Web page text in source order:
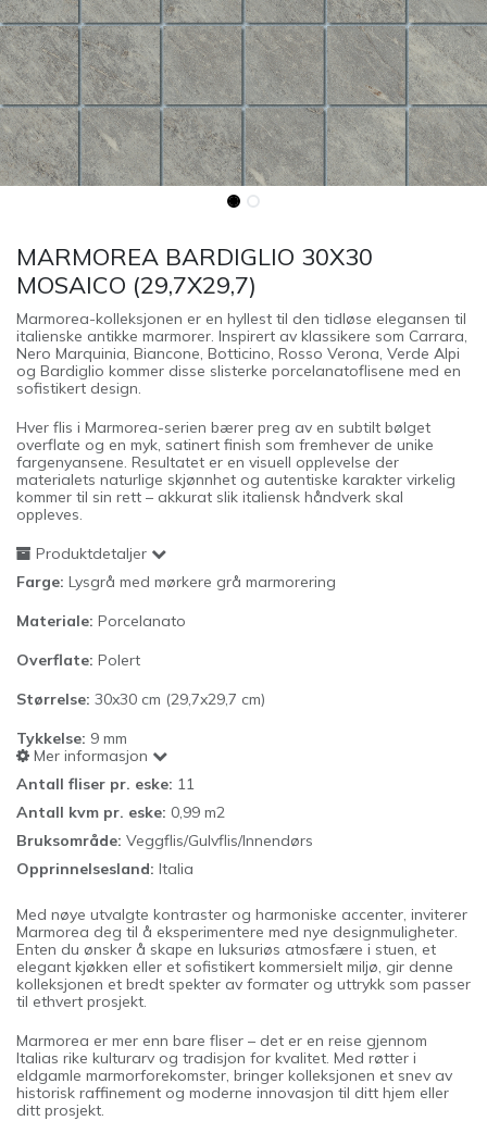
MARMOREA BARDIGLIO 30X30
MOSAICO (29,7X29,7)
Marmorea-kolleksjonen er en hyllest til den tidløse elegansen til
italienske antikke marmorer. Inspirert av klassikere som Carrara,
Nero Marquinia, Biancone, Botticino, Rosso Verona, Verde Alpi
og Bardiglio kommer disse slisterke porcelanatoflisene med en
sofistikert design.
Hver flis i Marmorea-serien bærer preg av en subtilt bølget
overflate og en myk, satinert finish som fremhever de unike
fargenyansene. Resultatet er en visuell opplevelse der
materialets naturlige skjønnhet og autentiske karakter virkelig
kommer til sin rett – akkurat slik italiensk håndverk skal
oppleves.
Produktdetaljer
Farge: Lysgrå med mørkere grå marmorering
Materiale: Porcelanato
Overflate: Polert
Størrelse: 30x30 cm (29,7x29,7 cm)
Tykkelse: 9 mm
Mer informasjon
Antall fliser pr. eske: 11
Antall kvm pr. eske: 0,99 m2
Bruksområde: Veggflis/Gulvflis/Innendørs
Opprinnelsesland: Italia
Med nøye utvalgte kontraster og harmoniske accenter, inviterer
Marmorea deg til å eksperimentere med nye designmuligheter.
Enten du ønsker å skape en luksuriøs atmosfære i stuen, et
elegant kjøkken eller et sofistikert kommersielt miljø, gir denne
kolleksjonen et bredt spekter av formater og uttrykk som passer
til ethvert prosjekt.
Marmorea er mer enn bare fliser – det er en reise gjennom
Italias rike kulturarv og tradisjon for kvalitet. Med røtter i
eldgamle marmorforekomster, bringer kolleksjonen et snev av
historisk raffinement og moderne innovasjon til ditt hjem eller
ditt prosjekt.